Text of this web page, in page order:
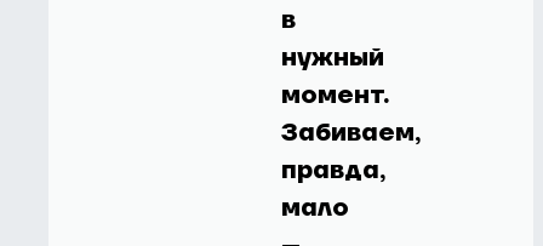
в
нужный
момент.
Забиваем,
правда,
мало